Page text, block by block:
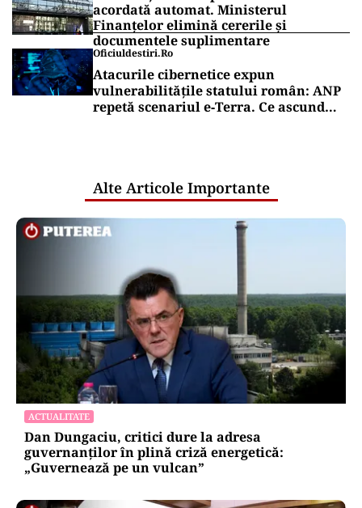
acordată automat. Ministerul
Finanțelor elimină cererile și
documentele suplimentare
Oficiuldestiri.ro
Atacurile cibernetice expun
vulnerabilitățile statului român: ANP
repetă scenariul e‑Terra. Ce ascund
Alte Articole Importante
ACTUALITATE
Dan Dungaciu, critici dure la adresa
guvernanților în plină criză energetică:
„Guvernează pe un vulcan”